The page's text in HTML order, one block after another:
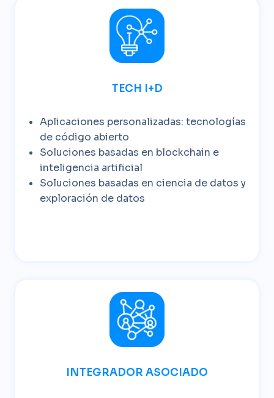
TECH I+D
Aplicaciones personalizadas: tecnologías
de código abierto
Soluciones basadas en blockchain e
inteligencia artificial
Soluciones basadas en ciencia de datos y
exploración de datos
INTEGRADOR ASOCIADO